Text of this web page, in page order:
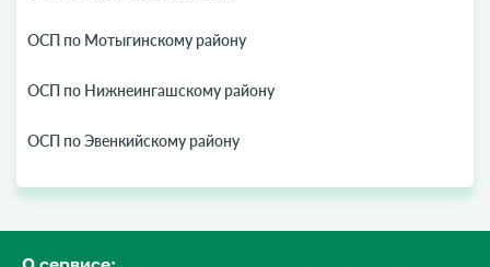
ОСП по Мотыгинскому району
ОСП по Нижнеингашскому району
ОСП по Эвенкийскому району